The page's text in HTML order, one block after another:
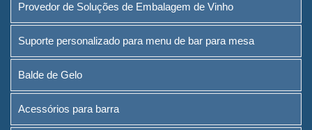
Acessórios para barra
Abredor de Garrafas com
Tampo de Barra
Sobre
Provedor de Soluções de Embalagem de Vinho
Suporte personalizado para menu de bar para mesa
Balde de Gelo
Acessórios para barra